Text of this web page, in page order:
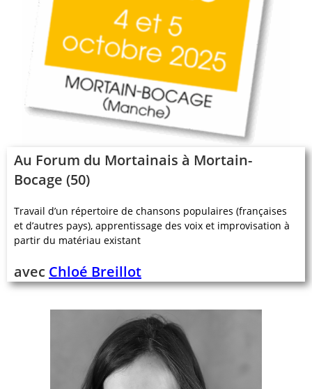
Au Forum du Mortainais à Mortain-
Bocage (50)
Travail d’un répertoire de chansons populaires (françaises
et d’autres pays), apprentissage des voix et improvisation à
partir du matériau existant
avec Chloé Breillot